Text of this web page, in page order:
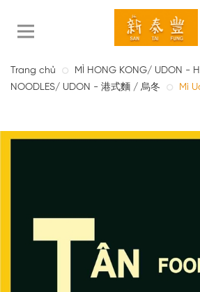
Trang chủ
MÌ HONG KONG/ UDON -
NOODLES/ UDON - 港式麵 / 烏冬
Mì